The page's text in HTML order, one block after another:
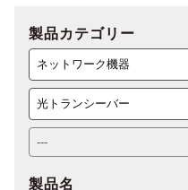
製品カテゴリー
製品名